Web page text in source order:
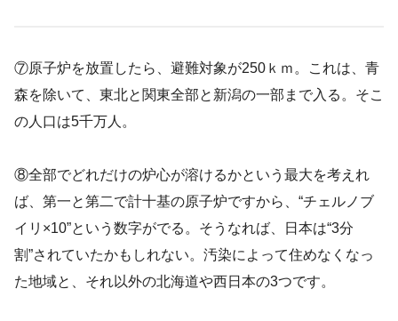
⑦原子炉を放置したら、避難対象が250ｋｍ。これは、青
森を除いて、東北と関東全部と新潟の一部まで入る。そこ
の人口は5千万人。
⑧全部でどれだけの炉心が溶けるかという最大を考えれ
ば、第一と第二で計十基の原子炉ですから、“チェルノブ
イリ×10”という数字がでる。そうなれば、日本は“3分
割”されていたかもしれない。汚染によって住めなくなっ
た地域と、それ以外の北海道や西日本の3つです。